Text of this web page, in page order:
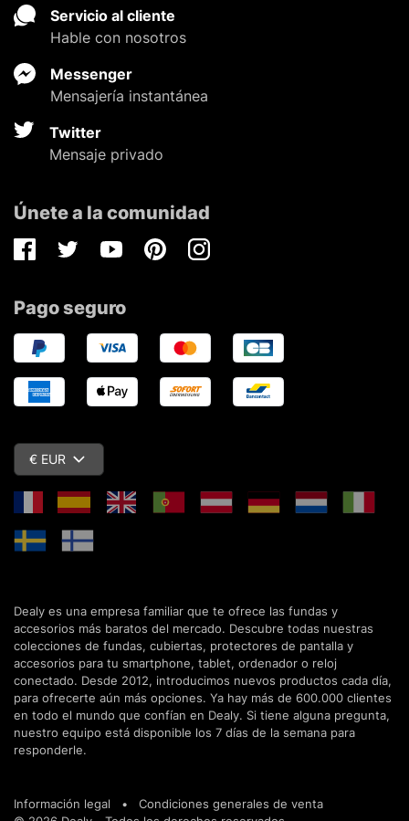
Servicio al cliente
Hable con nosotros
Messenger
Mensajería instantánea
Twitter
Mensaje privado
Únete a la comunidad
FacebookTwitterYoutubePinterestInstagram
Pago seguro
€ EUR
Dealy es una empresa familiar que te ofrece las fundas y
accesorios más baratos del mercado. Descubre todas nuestras
colecciones de fundas, cubiertas, protectores de pantalla y
accesorios para tu smartphone, tablet, ordenador o reloj
conectado. Desde 2012, introducimos nuevos productos cada día,
para ofrecerte aún más opciones. Ya hay más de 600.000 clientes
en todo el mundo que confían en Dealy. Si tiene alguna pregunta,
nuestro equipo está disponible los 7 días de la semana para
responderle.
Información legal • Condiciones generales de venta